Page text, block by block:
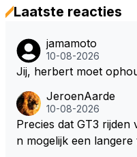
Laatste reacties
jamamoto
10-08-2026
Jij, herbert moet
JeroenAarde
10-08-2026
Precies dat GT3 rijden
n mogelijk een langere